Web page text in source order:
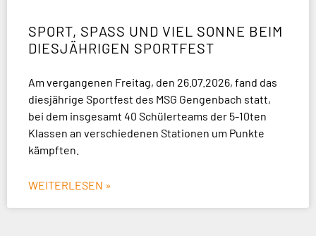
SPORT, SPASS UND VIEL SONNE BEIM D
IESJÄHRIGEN SPORTFEST
Am vergangenen Freitag, den 26.07.2026, fand das
diesjährige Sportfest des MSG Gengenbach statt,
bei dem insgesamt 40 Schülerteams der 5-10ten
Klassen an verschiedenen Stationen um Punkte
kämpften.
WEITERLESEN »